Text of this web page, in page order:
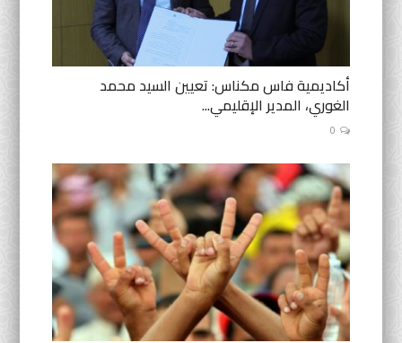
أكاديمية فاس مكناس: تعيين السيد محمد
الغوري، المدير الإقليمي...
0